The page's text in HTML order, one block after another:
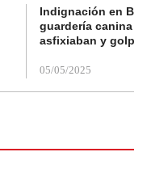
Indignación en
guardería canina
asfixiaban y
05/05/2025